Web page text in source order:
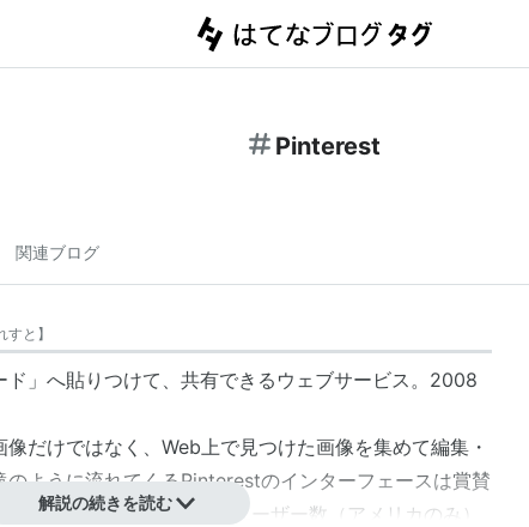
Pinterest
関連ブログ
すと 】
」へ貼りつけて、共有できるウェブサービス。2008
だけではなく、Web上で見つけた画像を集めて編集・
ように流れてくるPinterestのインターフェースは賞賛
Brew Labs, Inc.が運営。ユーザー数（アメリカのみ）
解説の続きを読む